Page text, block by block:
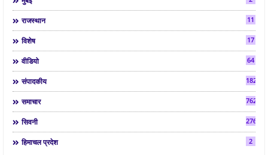
राजस्थान 11
विशेष 17
वीडियो 64
संपादकीय 182
समाचार 7624
सिवनी 2763
हिमाचल प्रदेश 2